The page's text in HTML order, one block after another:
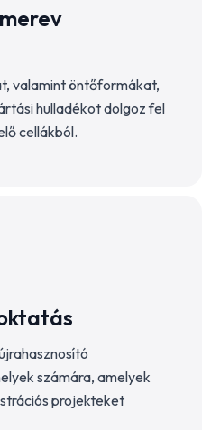
valamint öntőformákat,
hulladékot dolgoz fel
cellákból.
számára, amelyek
projekteket